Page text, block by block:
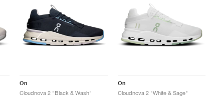
On
Cloudnova 2 "Black & Wash"
On
Cloudnova 2 "White & Sage"